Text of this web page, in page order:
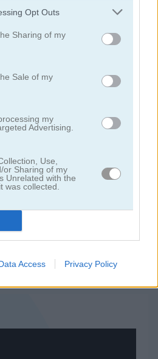
Opt Outs
Sharing of my
Sale of my
my
Advertising.
Use,
or Sharing of my
Unrelated with the
was collected.
Access Privacy Policy
ellie chinese new year